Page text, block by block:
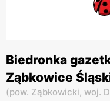
Biedronka
Ząbkowice
(pow. Ząbkowicki, woj.